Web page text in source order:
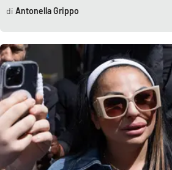
Antonella Grippo